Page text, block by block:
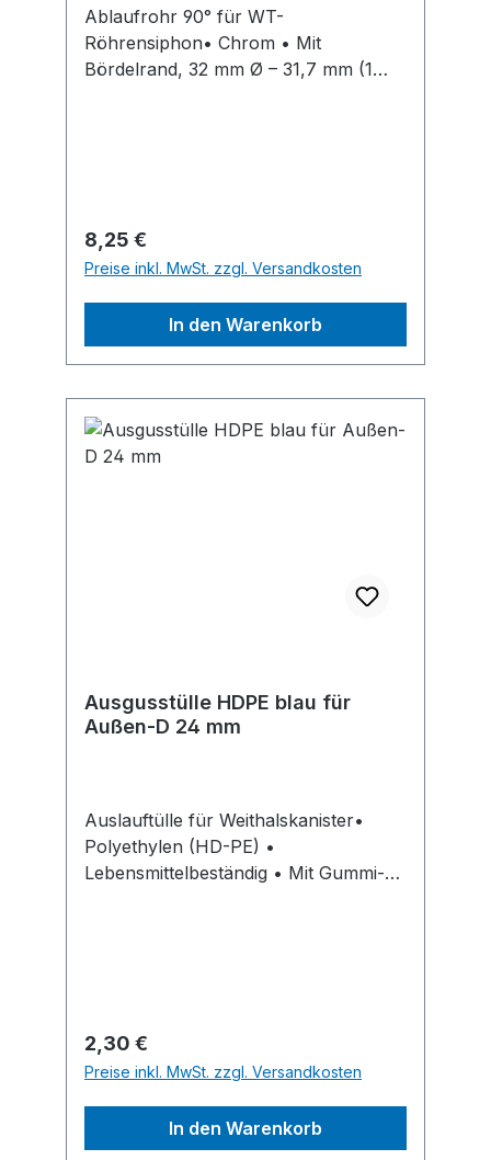
Ablaufrohr 90° für WT-
Röhrensiphon• Chrom • Mit
Bördelrand, 32 mm Ø – 31,7 mm (1
Regulärer Preis:
8,25 €
Preise inkl. MwSt. zzgl. Versandkosten
In den Warenkorb
Ausgusstülle HDPE blau für
Außen-D 24 mm
Auslauftülle für Weithalskanister•
Polyethylen (HD-PE) •
Lebensmittelbeständig • Mit Gummi-
Regulärer Preis:
2,30 €
Preise inkl. MwSt. zzgl. Versandkosten
In den Warenkorb